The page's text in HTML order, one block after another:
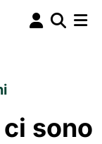
sono